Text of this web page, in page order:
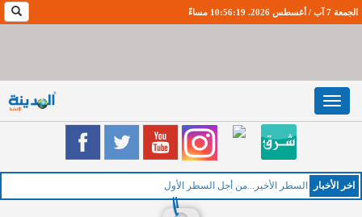
الجمعة 7 آب / أغسطس 2026. 10:56:20 مساءً
Toggle
navigation
اخر اﻷخبار